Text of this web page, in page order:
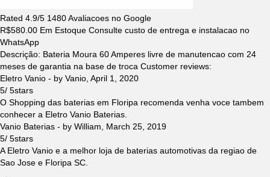
Rated 4.9/5 1480Avaliacoes no Google
R$580.00 Em Estoque Consulte custo de entrega e instalacao no
WhatsApp
Descrição: Bateria Moura 60 Amperes livre de manutencao com 24
meses de garantia na base de troca Customer reviews:
Eletro Vanio - by Vanio April 1, 2020
5/ 5stars
O Shopping das baterias em Floripa recomenda venha voce tambem
conhecer a Eletro Vanio Baterias.
Vanio Baterias - by William
March 25, 2019
5/ 5stars
A Eletro Vanio e a melhor loja de baterias automotivas da regiao de
Sao Jose e Floripa SC.